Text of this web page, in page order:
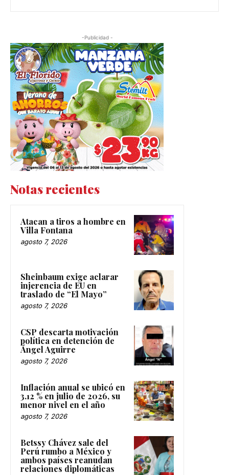
-Publicidad -
Notas recientes
Atacan a tiros a hombre en
Villa Fontana
agosto 7, 2026
Sheinbaum exige aclarar
injerencia de EU en
traslado de “El Mayo”
agosto 7, 2026
CSP descarta motivación
política en detención de
Ángel Aguirre
agosto 7, 2026
Inflación anual se ubicó en
3.12 % en julio de 2026, su
menor nivel en el año
agosto 7, 2026
Betssy Chávez sale del
Perú rumbo a México y
ambos países reanudan
relaciones diplomáticas